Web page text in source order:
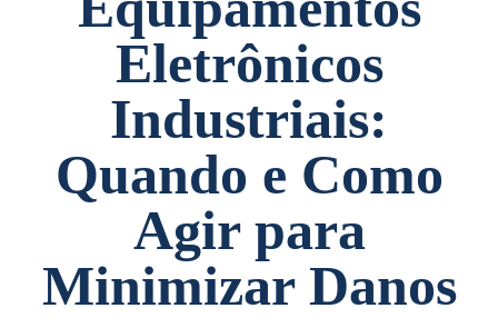
Eletrônicos
Industriais:
Quando e Como
Agir para
Minimizar Danos